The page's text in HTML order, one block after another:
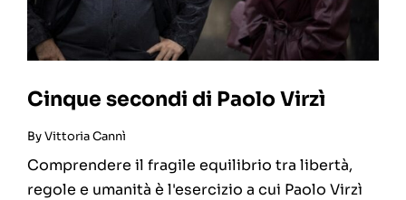
Cinque secondi di Paolo Virzì
ByVittoria Cannì
Comprendere il fragile equilibrio tra libertà,
regole e umanità è l'esercizio a cui Paolo Virzì